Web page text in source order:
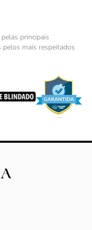
principais
pelos mais respeitados